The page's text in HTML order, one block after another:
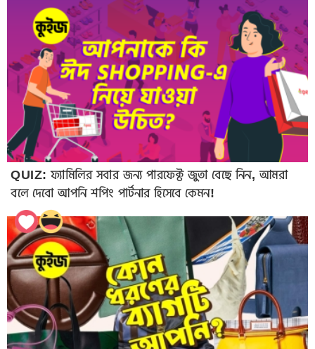
QUIZ: ফ্যামিলির সবার জন্য পারফেক্ট জুতা বেছে নিন, আমরা
বলে দেবো আপনি শপিং পার্টনার হিসেবে কেমন!